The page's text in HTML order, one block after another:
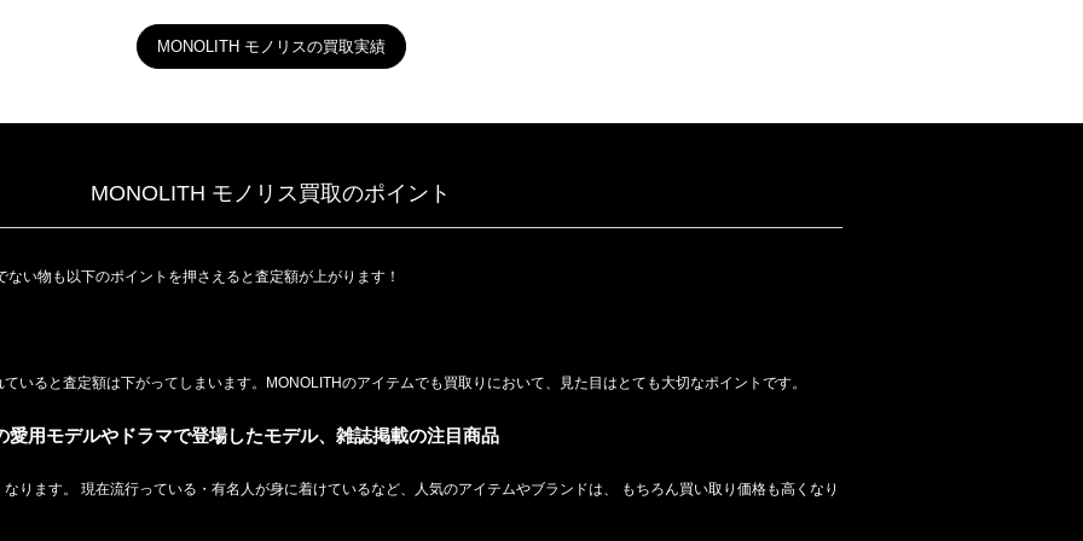
MONOLITH モノリスの買取実績
MONOLITH モノリス買取のポイント
い物も以下のポイントを押さえると査定額が上がります！
いると査定額は下がってしまいます。MONOLITHのアイテムでも買取りにおいて、見た目はとても大切なポイントです。
用モデルやドラマで登場したモデル、雑誌掲載の注目商品
ります。 現在流行っている・有名人が身に着けているなど、人気のアイテムやブランドは、 もちろん買い取り価格も高くなり